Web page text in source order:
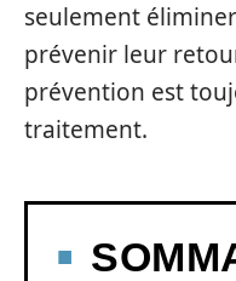
seulement
prévenir leur
prévention est
traitement.